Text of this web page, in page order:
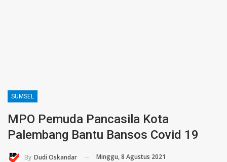
SUMSEL
MPO Pemuda Pancasila Kota
Palembang Bantu Bansos Covid 19
By Dudi Oskandar Minggu, 8 Agustus 2021